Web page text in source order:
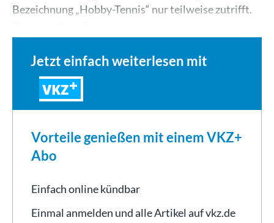
Bezeichnung „Hobby-Tennis“ nur teilweise zutrifft.
Jetzt einfach weiterlesen mit
VKZ
Vorteile genießen mit einem VKZ+
Abo
Einfach online kündbar
Einmal anmelden und alle Artikel auf vkz.de